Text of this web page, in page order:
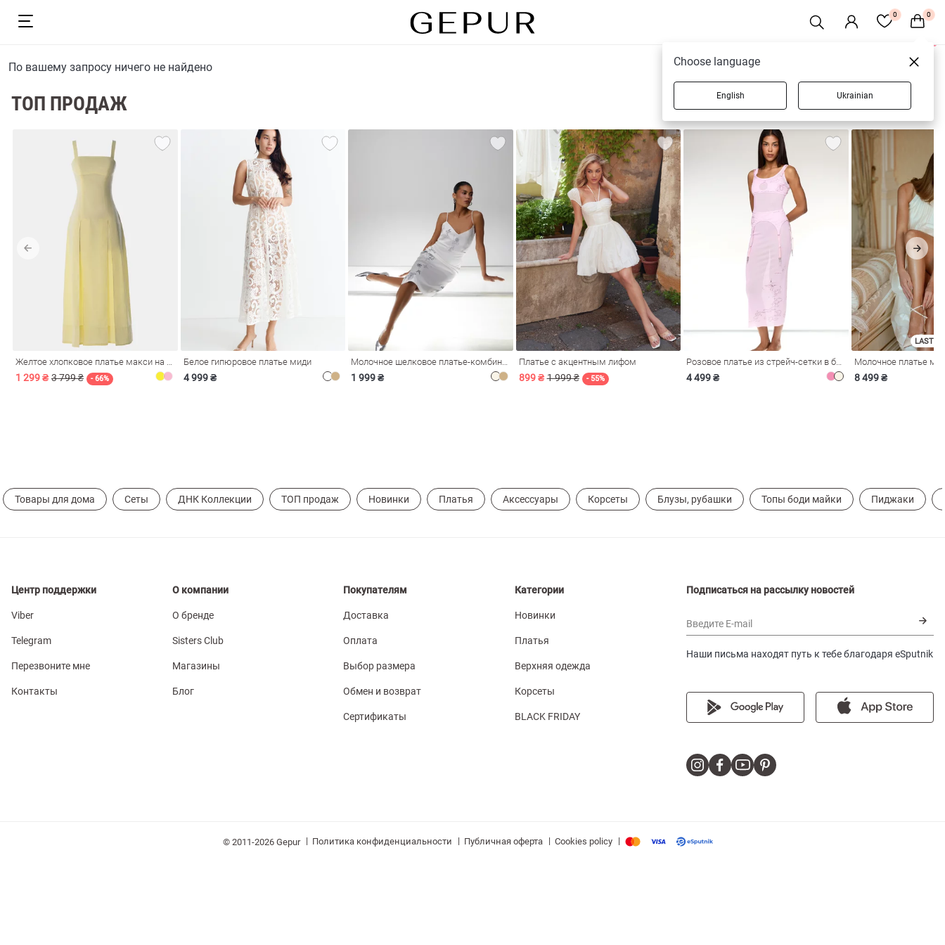
0 0
СарафаныНа
По вашему запросу ничего не найдено
ТОП ПРОДАЖ
1 299 ₴ 3 799 ₴ - 66%
Белое гипюровое платье миди
4 999 ₴ 1 999 ₴
Платье с акцентным лифом
899 ₴ 1 999 ₴ - 55% 4 499 ₴
LAST
8 499 ₴
Товары для дома Сеты ДНК Коллекции ТОП продаж Новинки Платья Аксессуары Корсеты Блузы, рубашки Топы боди майки Пиджаки
Центр поддержки
Viber
Telegram
Перезвоните мне
Контакты
О компании
О бренде
Sisters Club
Магазины
Блог
Покупателям
Доставка
Оплата
Выбор размера
Обмен и возврат
Сертификаты
Категории
Новинки
Платья
Верхняя одежда
Корсеты
BLACK FRIDAY
Подписаться на рассылку новостей
Введите E-mail
Наши письма находят путь к тебе благодаря eSputnik
© 2011-2026 Gepur | Политика конфиденциальности | Публичная оферта | Cookies policy |
Choose language
English Ukrainian